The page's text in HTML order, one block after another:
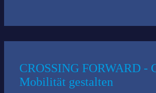
CROSSING FORWARD -
Mobilität gestalten